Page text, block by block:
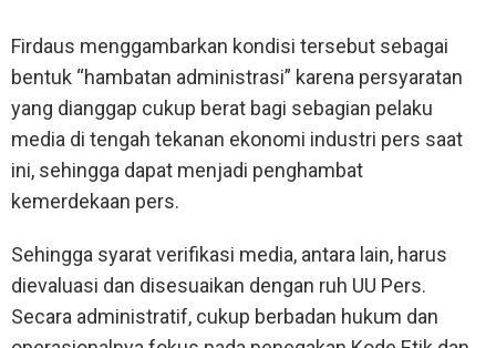
Firdaus menggambarkan kondisi tersebut sebagai
bentuk “hambatan administrasi” karena persyaratan
yang dianggap cukup berat bagi sebagian pelaku
media di tengah tekanan ekonomi industri pers saat
ini, sehingga dapat menjadi penghambat
kemerdekaan pers.
Sehingga syarat verifikasi media, antara lain, harus
dievaluasi dan disesuaikan dengan ruh UU Pers.
Secara administratif, cukup berbadan hukum dan